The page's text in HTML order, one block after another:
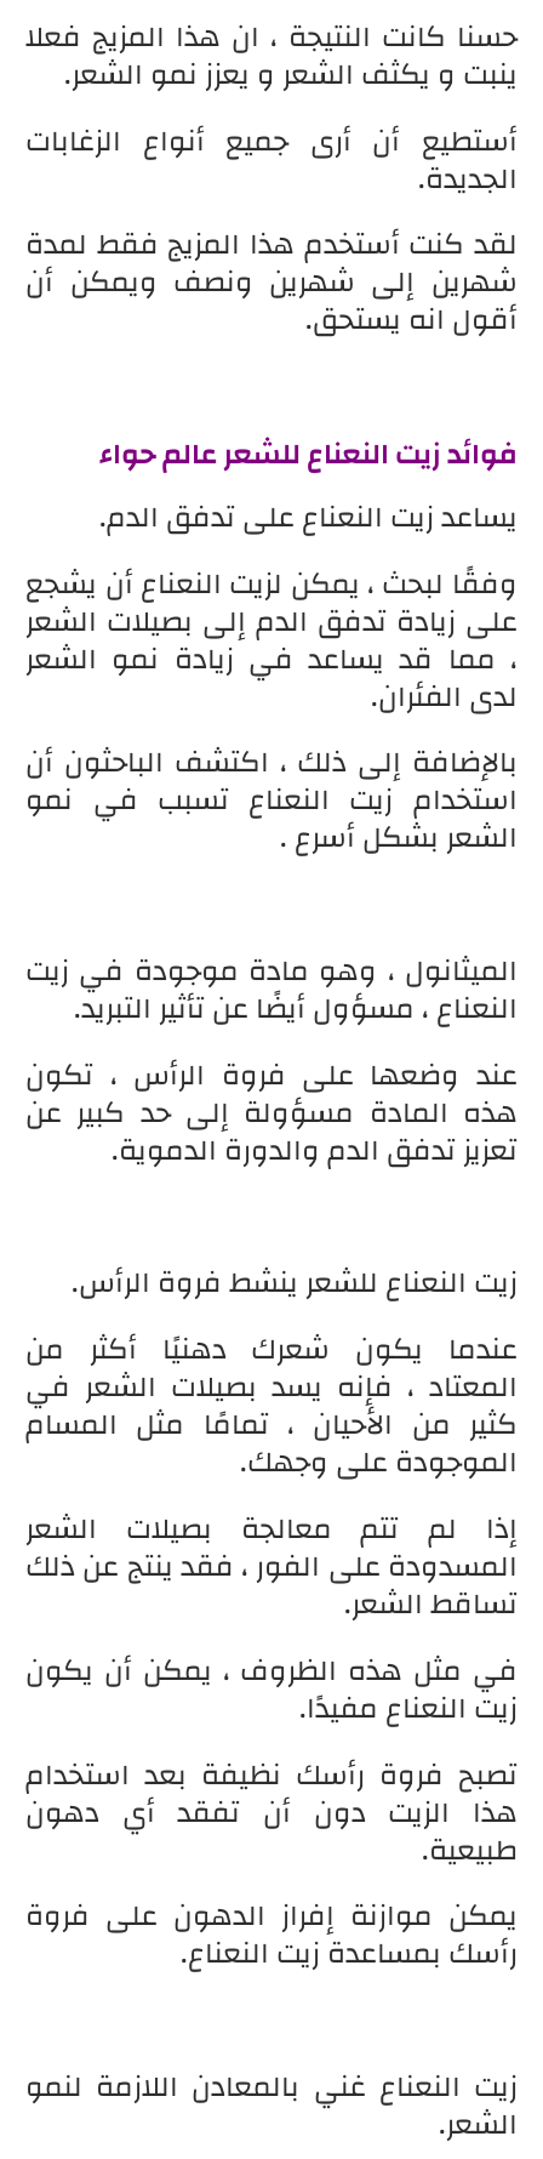
حسنا كانت النتيجة ، ان هذا المزيج فعلا
ينبت و يكثف الشعر و يعزز نمو الشعر.
أستطيع أن أرى جميع أنواع الزغابات
الجديدة.
لقد كنت أستخدم هذا المزيج فقط لمدة
شهرين إلى شهرين ونصف ويمكن أن
أقول انه يستحق.
فوائد زيت النعناع للشعر عالم حواء
يساعد زيت النعناع على تدفق الدم.
وفقًا لبحث ، يمكن لزيت النعناع أن يشجع
على زيادة تدفق الدم إلى بصيلات الشعر
، مما قد يساعد في زيادة نمو الشعر
لدى الفئران.
بالإضافة إلى ذلك ، اكتشف الباحثون أن
استخدام زيت النعناع تسبب في نمو
الشعر بشكل أسرع .
الميثانول ، وهو مادة موجودة في زيت
النعناع ، مسؤول أيضًا عن تأثير التبريد.
عند وضعها على فروة الرأس ، تكون
هذه المادة مسؤولة إلى حد كبير عن
تعزيز تدفق الدم والدورة الدموية.
زيت النعناع للشعر ينشط فروة الرأس.
عندما يكون شعرك دهنيًا أكثر من
المعتاد ، فإنه يسد بصيلات الشعر في
كثير من الأحيان ، تمامًا مثل المسام
الموجودة على وجهك.
إذا لم تتم معالجة بصيلات الشعر
المسدودة على الفور ، فقد ينتج عن ذلك
تساقط الشعر.
في مثل هذه الظروف ، يمكن أن يكون
زيت النعناع مفيدًا.
تصبح فروة رأسك نظيفة بعد استخدام
هذا الزيت دون أن تفقد أي دهون
طبيعية.
يمكن موازنة إفراز الدهون على فروة
رأسك بمساعدة زيت النعناع.
زيت النعناع غني بالمعادن اللازمة لنمو
الشعر.